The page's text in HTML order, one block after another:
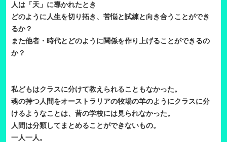
人は「天」に導かれたとき
どのように人生を切り拓き、苦悩と試練と向き合うことができ
るか？
また他者・時代とどのように関係を作り上げることができるの
か？
私どもはクラスに分けて教えられることもなかった。
魂の持つ人間をオーストラリアの牧場の羊のようにクラスに分
けるようなことは、昔の学校には見られなかった。
人間は分類してまとめることができないもの。
一人一人。